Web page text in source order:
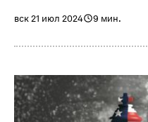
вск 21 июл 2024 9 мин.